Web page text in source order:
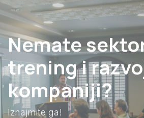
Nemate
trening i
kompaniji?
Iznajmite ga!